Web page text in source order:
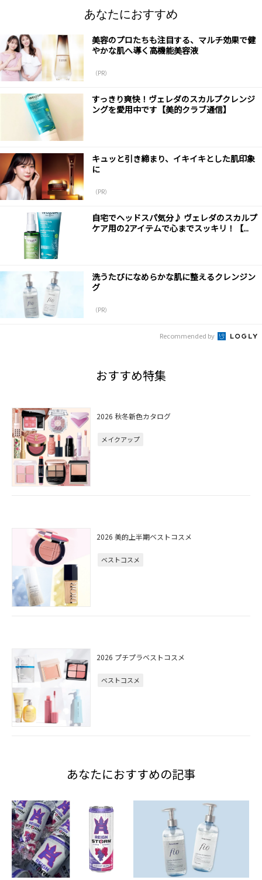
あなたにおすすめ
美容のプロたちも注目する、マルチ効果で健
やかな肌へ導く高機能美容液
（PR）
すっきり爽快！ヴェレダのスカルプクレンジ
ングを愛用中です【美的クラブ通信】
キュッと引き締まり、イキイキとした肌印象
に
（PR）
自宅でヘッドスパ気分♪ ヴェレダのスカルプ
ケア用の2アイテムで心までスッキリ！【...
洗うたびになめらかな肌に整えるクレンジン
グ
（PR）
Recommended by
おすすめ特集
2026 秋冬新色カタログ
メイクアップ
2026 美的上半期ベストコスメ
ベストコスメ
2026 プチプラベストコスメ
ベストコスメ
あなたにおすすめの記事